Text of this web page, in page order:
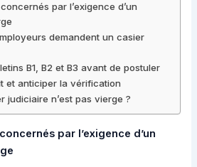
par l’exigence d’un
demandent un casier
B1, B2 et B3 avant de postuler
et anticiper la vérification
judiciaire n’est pas vierge ?
par l’exigence d’un